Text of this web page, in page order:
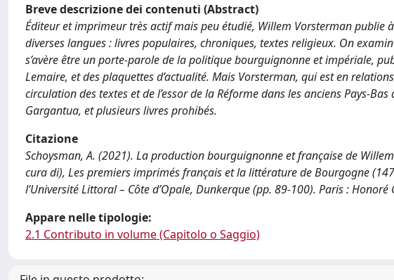
Breve descrizione dei contenuti (Abstract)
Éditeur et imprimeur très actif mais peu étudié, Willem Vorsterman publie
diverses langues : livres populaires, chroniques, textes religieux. On
s’avère être un porte-parole de la politique bourguignonne et impériale,
Lemaire, et des plaquettes d’actualité. Mais Vorsterman, qui est en
circulation des textes et de l’essor de la Réforme dans les anciens Pays-
Gargantua, et plusieurs livres prohibés.
Citazione
Schoysman, A. (2021). La production bourguignonne et française de
cura di), Les premiers imprimés français et la littérature de Bourgogne
l’Université Littoral – Côte d’Opale, Dunkerque (pp. 89-100). Paris : Honoré
Appare nelle tipologie:
2.1 Contributo in volume (Capitolo o Saggio)